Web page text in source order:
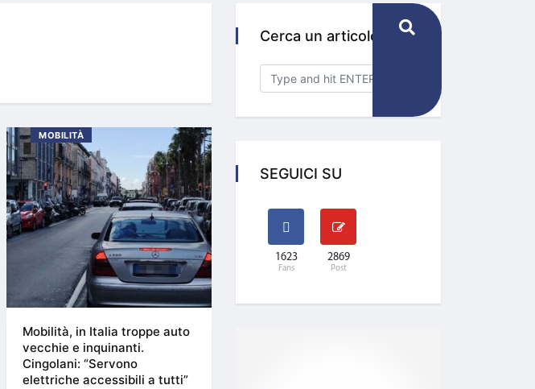
MOBILITÀ
Mobilità, in Italia troppe auto
vecchie e inquinanti.
Cingolani: “Servono
elettriche accessibili a tutti”
Cerca un articolo
SEGUICI SU
1623
Fans
2869
Post